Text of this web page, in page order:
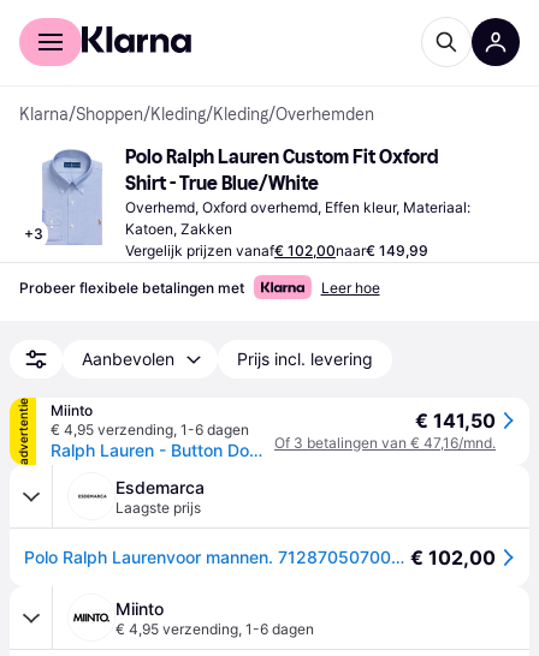
Voor shoppers
Klarna/Shoppen/Kleding/Kleding/Overhemden
+3
Polo Ralph Lauren Custom Fit Oxford
Shirt - True Blue/White
Overhemd, Oxford overhemd, Effen kleur, Materiaal:
Katoen, Zakken
Vergelijk prijzen vanaf€ 102,00naar€ 149,99
Probeer flexibele betalingen met Leer hoe
Aanbevolen Prijs incl. levering
advertentie
Miinto
€ 4,95 verzending, 1-6 dagen
Ralph Lauren - Button Down Custom Fit Stretch Shirt - Heren - Overhemden - Blauw - Maat: 2XL Katoen
€ 141,50
Of 3 betalingen van € 47,16/mnd.
Esdemarca
Laagste prijs
Polo Ralph Laurenvoor mannen. 712870507002 Custom Fit Oxford overhemd blauw (45.5), Casual, Katoen, Klassiek, Lange mouwen € 102,00
Miinto
€ 4,95 verzending, 1-6 dagen